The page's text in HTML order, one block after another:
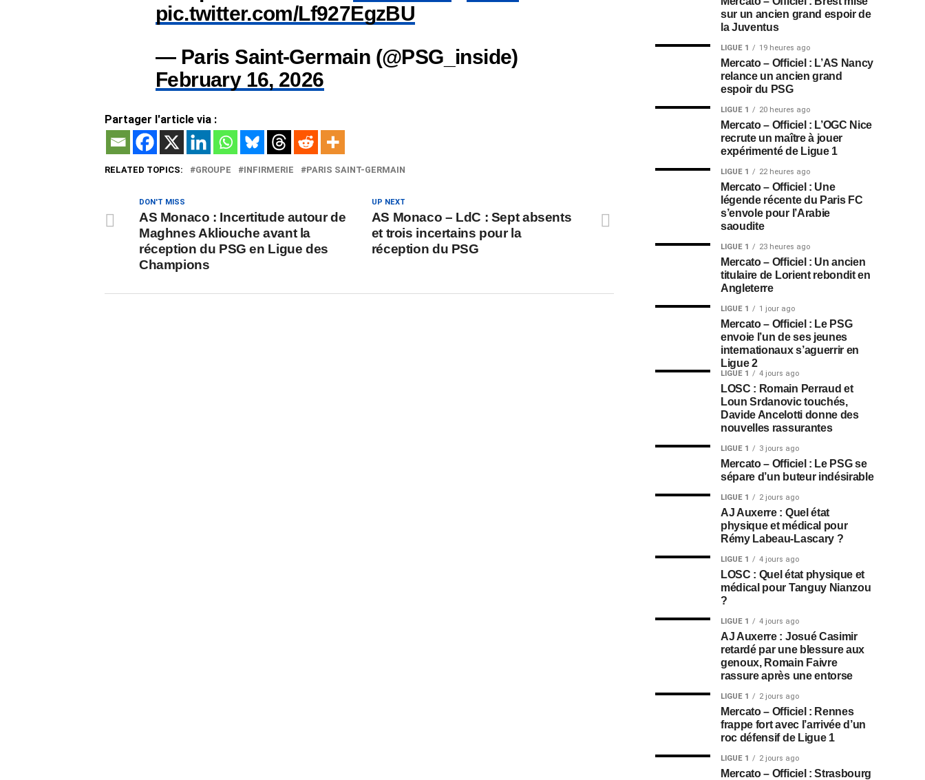
pic.twitter.com/Lf927EgzBU
— Paris Saint-Germain (@PSG_inside)
February 16, 2026
Partager l'article via :
RELATED TOPICS: GROUPE INFIRMERIE PARIS SAINT-GERMAIN
UP NEXT
AS Monaco – LdC : Sept absents
et trois incertains pour la
réception du PSG
DON'T MISS
AS Monaco : Incertitude autour de
Maghnes Akliouche avant la
réception du PSG en Ligue des
Champions
sur un ancien grand espoir de
la Juventus
LIGUE 1 19 heures ago
Mercato – Officiel : L’AS Nancy
relance un ancien grand
espoir du PSG
LIGUE 1 20 heures ago
Mercato – Officiel : L’OGC Nice
recrute un maître à jouer
expérimenté de Ligue 1
LIGUE 1 22 heures ago
Mercato – Officiel : Une
légende récente du Paris FC
s’envole pour l’Arabie
saoudite
LIGUE 1 23 heures ago
Mercato – Officiel : Un ancien
titulaire de Lorient rebondit en
Angleterre
LIGUE 1 1 jour ago
Mercato – Officiel : Le PSG
envoie l’un de ses jeunes
internationaux s’aguerrir en
Ligue 2
LIGUE 1 4 jours ago
LOSC : Romain Perraud et
Loun Srdanovic touchés,
Davide Ancelotti donne des
nouvelles rassurantes
LIGUE 1 3 jours ago
Mercato – Officiel : Le PSG se
sépare d’un buteur indésirable
LIGUE 1 2 jours ago
AJ Auxerre : Quel état
physique et médical pour
Rémy Labeau-Lascary ?
LIGUE 1 4 jours ago
LOSC : Quel état physique et
médical pour Tanguy Nianzou
?
LIGUE 1 4 jours ago
AJ Auxerre : Josué Casimir
retardé par une blessure aux
genoux, Romain Faivre
rassure après une entorse
LIGUE 1 2 jours ago
Mercato – Officiel : Rennes
frappe fort avec l’arrivée d’un
roc défensif de Ligue 1
LIGUE 1 2 jours ago
Mercato – Officiel : Strasbourg